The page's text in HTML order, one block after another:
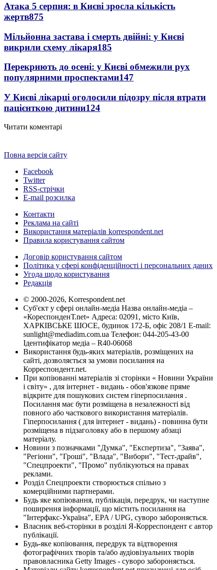
Атака 5 серпня: в Києві зросла кількість
жертв875
Мільйонна застава і смерть двійні: у Києві
викрили схему лікаря185
Перекриють до осені: у Києві обмежили рух
популярними проспектами147
У Києві лікарці оголосили підозру після втрати
пацієнткою дитини124
Читати коментарі
Повна версія сайту
Facebook
Twitter
RSS-стрічки
E-mail розсилка
Контакти
Реклама на сайті
Використання матеріалів korrespondent.net
Правила користування сайтом
Договір користування сайтом
Політика у сфері конфіденційності і персональних даних
Угода щодо користування
Редакція
© 2000-2026, Korrespondent.net
Суб'єкт у сфері онлайн-медіа Назва онлайн-медіа –
«КореспонденТ.net» Адреса: 02091, місто Київ,
ХАРКІВСЬКЕ ШОСЕ, будинок 172-Б, офіс 208/1 E-mail:
sunlight@mediadim.com.ua Телефон: 044-205-43-00
Ідентифікатор медіа – R40-06068
Використання будь-яких матеріалів, розміщених на
сайті, дозволяється за умови посилання на
Корреспондент.net.
При копіюванні матеріалів зі сторінки « Новини України
і світу» , для інтернет - видань - обов'язкове пряме
відкрите для пошукових систем гіперпосилання .
Посилання має бути розміщена в незалежності від
повного або часткового використання матеріалів.
Гіперпосилання ( для інтернет - видань) - повинна бути
розміщена в підзаголовку або в першому абзаці
матеріалу.
Новини з позначками "Думка", "Експертиза", "Заява",
"Регіони", "Гроші", "Влада", "Вибори", "Тест-драйв",
"Спецпроекти", "Промо" публікуються на правах
реклами.
Розділ Спецпроекти створюється спільно з
комерційними партнерами.
Будь яке копіювання, публікація, передрук, чи наступне
поширення інформації, що містить посилання на
"Інтерфакс-Україна", EPA / UPG, суворо забороняється.
Власник веб-сторінки в розділі Я-Корреспондент є автор
публікації.
Будь-яке копіювання, передрук та відтворення
фотографічних творів та/або аудіовізуальних творів
правовласника Getty Images - суворо забороняється.